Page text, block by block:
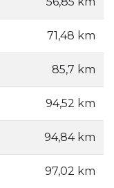
71,48 km
85,7 km
94,52 km
94,84 km
97,02 km